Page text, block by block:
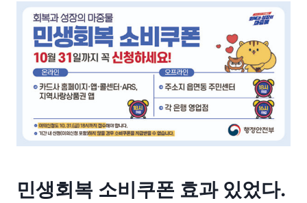
민생회복 소비쿠폰 효과 있었다.